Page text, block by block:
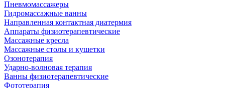
Пневмомассажеры
Гидромассажные ванны
Направленная контактная диатермия
Аппараты физиотерапевтические
Массажные кресла
Массажные столы и кушетки
Озонотерапия
Ударно-волновая терапия
Ванны физиотерапевтические
Фототерапия